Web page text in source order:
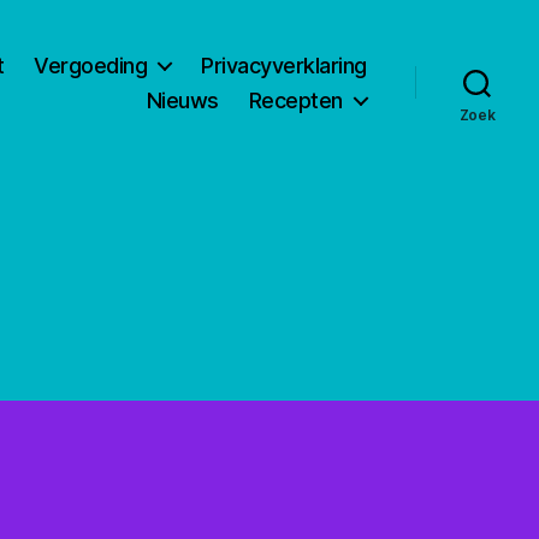
Vergoeding
Privacyverklaring
Nieuws
Recepten
Zoek